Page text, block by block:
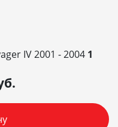
IV 2001 - 2004 1